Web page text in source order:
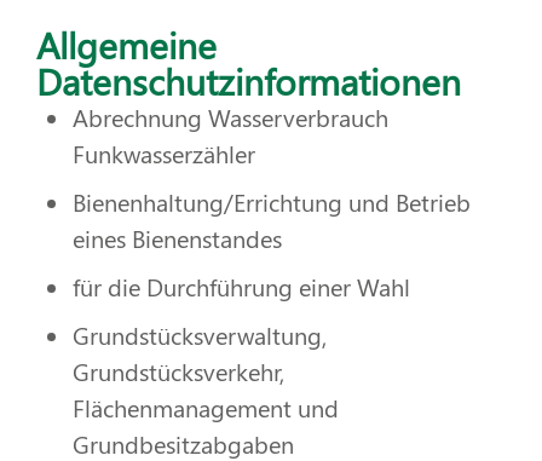
Allgemeine
Datenschutzinformationen
Abrechnung Wasserverbrauch
Funkwasserzähler
Bienenhaltung/Errichtung und Betrieb
eines Bienenstandes
für die Durchführung einer Wahl
Grundstücksverwaltung,
Grundstücksverkehr,
Flächenmanagement und
Grundbesitzabgaben